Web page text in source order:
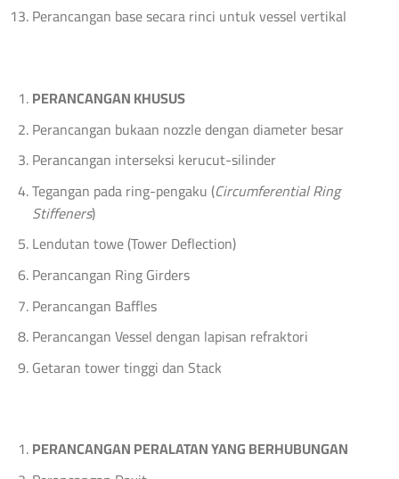
Perancangan base secara rinci untuk vessel vertikal
PERANCANGAN KHUSUS
Perancangan bukaan nozzle dengan diameter besar
Perancangan interseksi kerucut-silinder
Tegangan pada ring-pengaku (Circumferential Ring
Stiffeners)
Lendutan towe (Tower Deflection)
Perancangan Ring Girders
Perancangan Baffles
Perancangan Vessel dengan lapisan refraktori
Getaran tower tinggi dan Stack
PERANCANGAN PERALATAN YANG BERHUBUNGAN